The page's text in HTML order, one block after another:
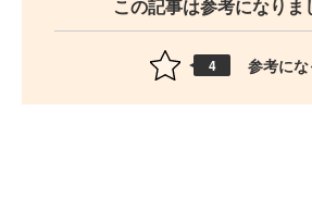
この記事は参考になりま
4 参考に